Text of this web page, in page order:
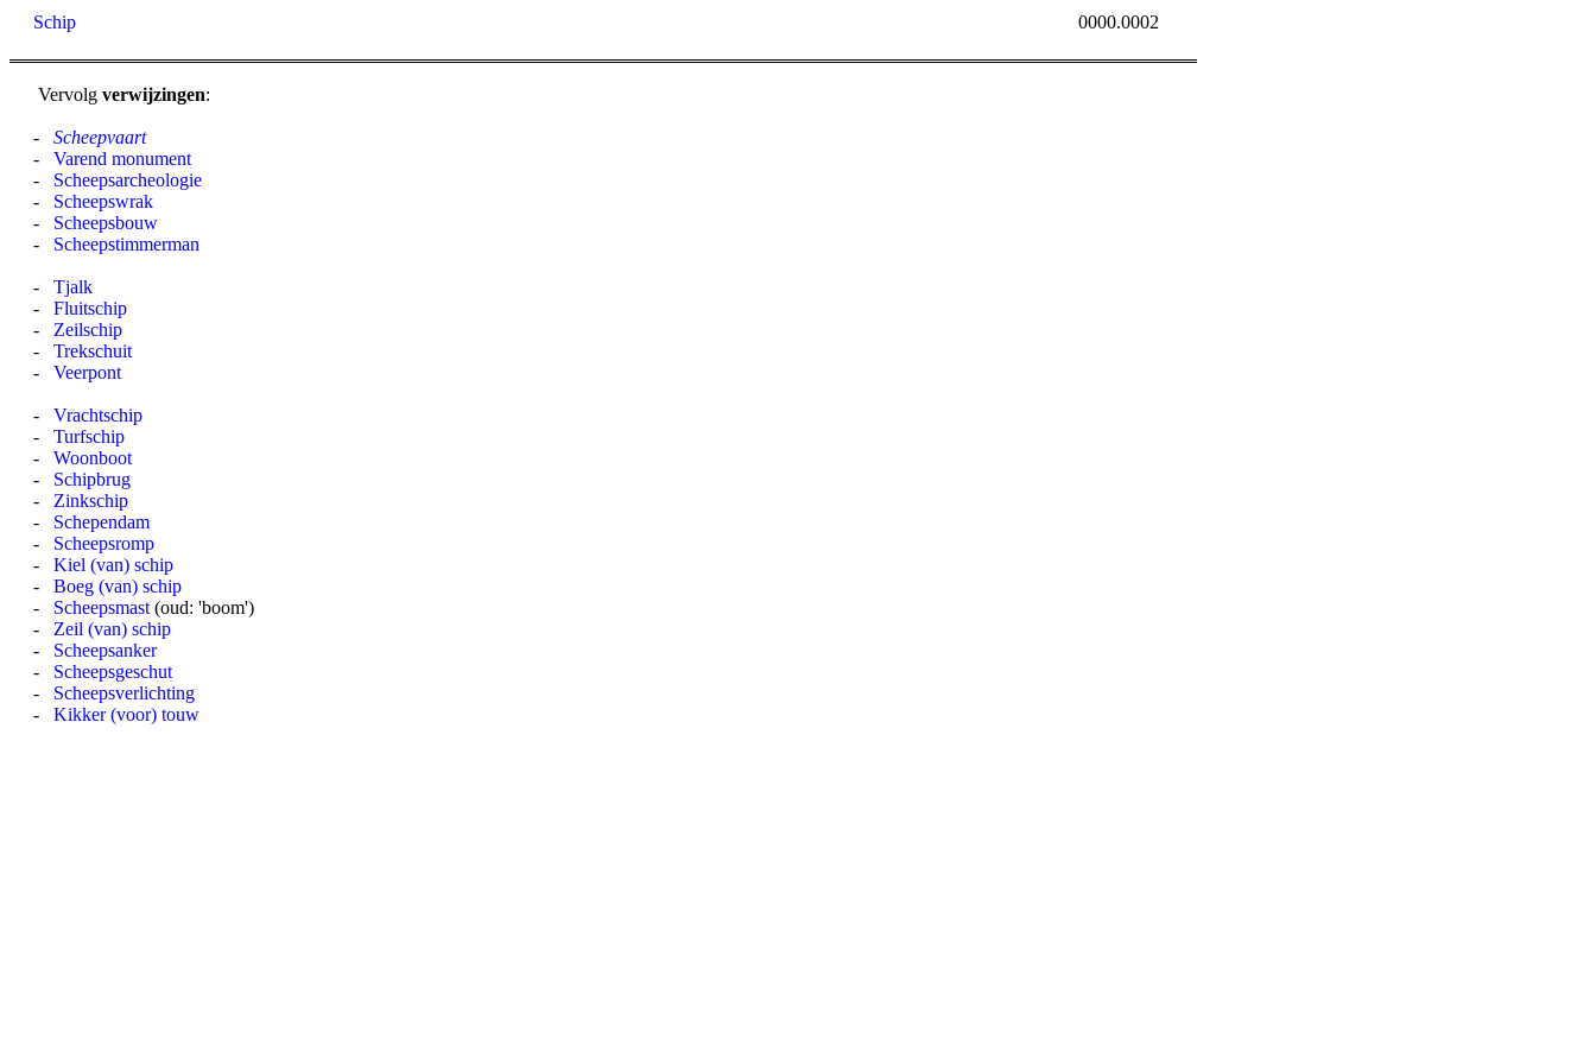
Schip 0000.0002
Vervolg verwijzingen:
- Scheepvaart
- Varend monument
- Scheepsarcheologie
- Scheepswrak
- Scheepsbouw
- Scheepstimmerman
- Tjalk
- Fluitschip
- Zeilschip
- Trekschuit
- Veerpont
- Vrachtschip
- Turfschip
- Woonboot
- Schipbrug
- Zinkschip
- Schependam
- Scheepsromp
- Kiel (van) schip
- Boeg (van) schip
- Scheepsmast (oud: 'boom')
- Zeil (van) schip
- Scheepsanker
- Scheepsgeschut
- Scheepsverlichting
- Kikker (voor) touw